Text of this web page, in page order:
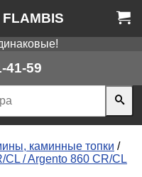
41-59
каминные топки /
/ Argento 860 CR/CL